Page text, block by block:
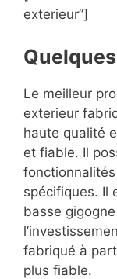
exterieur”]
Le meilleur
exterieur
haute qualité
et fiable. Il
spécifiques. Il
basse
fabriqué à
plus fiable.